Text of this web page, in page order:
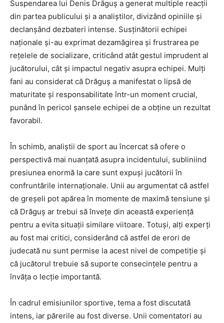
Suspendarea lui Denis Drăguș a generat multiple reacții
din partea publicului și a analiștilor, divizând opiniile și
declanșând dezbateri intense. Susținătorii echipei
naționale și-au exprimat dezamăgirea și frustrarea pe
rețelele de socializare, criticând atât gestul imprudent al
jucătorului, cât și impactul negativ asupra echipei. Mulți
fani au considerat că Drăguș a manifestat o lipsă de
maturitate și responsabilitate într-un moment crucial,
punând în pericol șansele echipei de a obține un rezultat
favorabil.
În schimb, analiștii de sport au încercat să ofere o
perspectivă mai nuanțată asupra incidentului, subliniind
presiunea enormă la care sunt expuși jucătorii în
confruntările internaționale. Unii au argumentat că astfel
de greșeli pot apărea în momente de maximă tensiune și
că Drăguș ar trebui să învețe din această experiență
pentru a evita situații similare viitoare. Totuși, alți experți
au fost mai critici, considerând că astfel de erori de
judecată nu sunt permise la acest nivel de competiție și
că jucătorul trebuie să suporte consecințele pentru a
învăța o lecție importantă.
În cadrul emisiunilor sportive, tema a fost discutată
intens, iar părerile au fost diverse. Unii comentatori au